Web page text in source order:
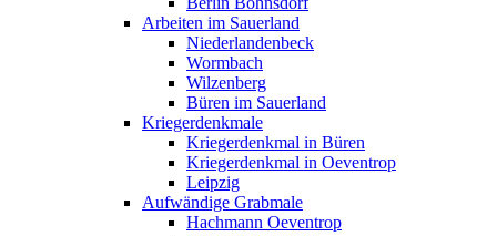
Arbeiten im Sauerland
Niederlandenbeck
Wormbach
Wilzenberg
Büren im Sauerland
Kriegerdenkmale
Kriegerdenkmal in Büren
Kriegerdenkmal in Oeventrop
Leipzig
Aufwändige Grabmale
Hachmann Oeventrop